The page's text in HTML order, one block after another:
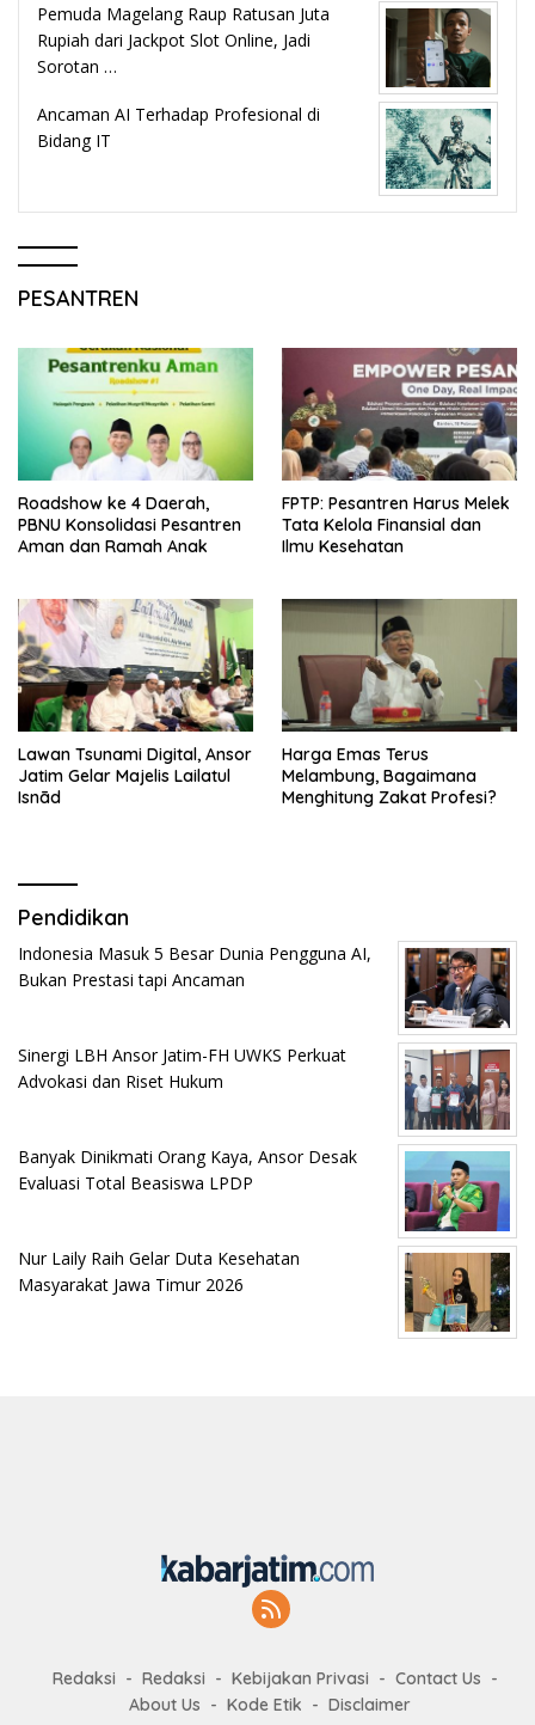
Pemuda Magelang Raup Ratusan Juta
Rupiah dari Jackpot Slot Online, Jadi
Sorotan …
Ancaman AI Terhadap Profesional di
Bidang IT
PESANTREN
Roadshow ke 4 Daerah,
PBNU Konsolidasi Pesantren
Aman dan Ramah Anak
FPTP: Pesantren Harus Melek
Tata Kelola Finansial dan
Ilmu Kesehatan
Lawan Tsunami Digital, Ansor
Jatim Gelar Majelis Lailatul
Isnād
Harga Emas Terus
Melambung, Bagaimana
Menghitung Zakat Profesi?
Pendidikan
Indonesia Masuk 5 Besar Dunia Pengguna AI,
Bukan Prestasi tapi Ancaman
Sinergi LBH Ansor Jatim-FH UWKS Perkuat
Advokasi dan Riset Hukum
Banyak Dinikmati Orang Kaya, Ansor Desak
Evaluasi Total Beasiswa LPDP
Nur Laily Raih Gelar Duta Kesehatan
Masyarakat Jawa Timur 2026
Redaksi Redaksi Kebijakan Privasi
Contact Us
About Us
Kode Etik Disclaimer